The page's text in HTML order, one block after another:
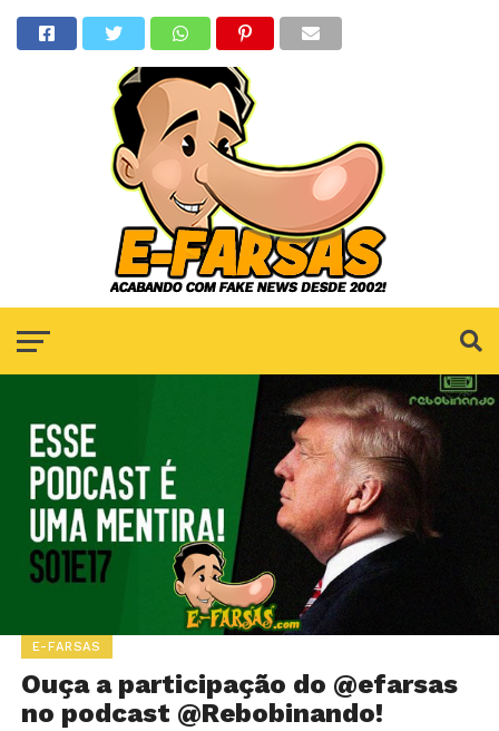
E-FARSAS
Ouça a participação do @efarsas
no podcast @Rebobinando!